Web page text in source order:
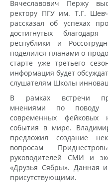
Вячеславович Пержу
ректору ПГУ им. Т.Г.
рассказал об успехах
достигнутых
республики и
поделился планами о
старте уже третьего
информация будет
слушателям Школы
В рамках встречи
мнениями по поводу
современных фейковых
события в мире.
предложил создание
вопросам
руководителей СМИ и
«Друзья Сябры». Данная
присутствующими.